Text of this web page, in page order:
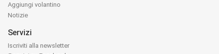
Aggiungi volantino
Notizie
Servizi
Iscriviti alla newsletter